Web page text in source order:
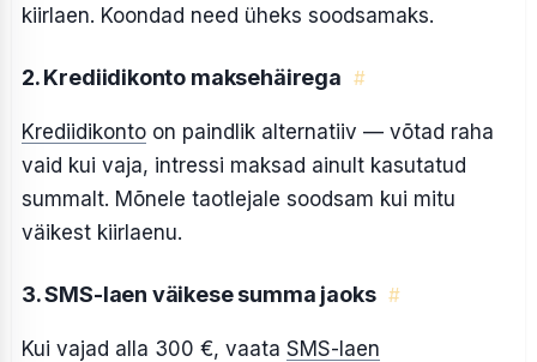
kiirlaen. Koondad need üheks soodsamaks.
2. Krediidikonto maksehäirega #
Krediidikonto on paindlik alternatiiv — võtad raha
vaid kui vaja, intressi maksad ainult kasutatud
summalt. Mõnele taotlejale soodsam kui mitu
väikest kiirlaenu.
3. SMS-laen väikese summa jaoks #
Kui vajad alla 300 €, vaata SMS-laen